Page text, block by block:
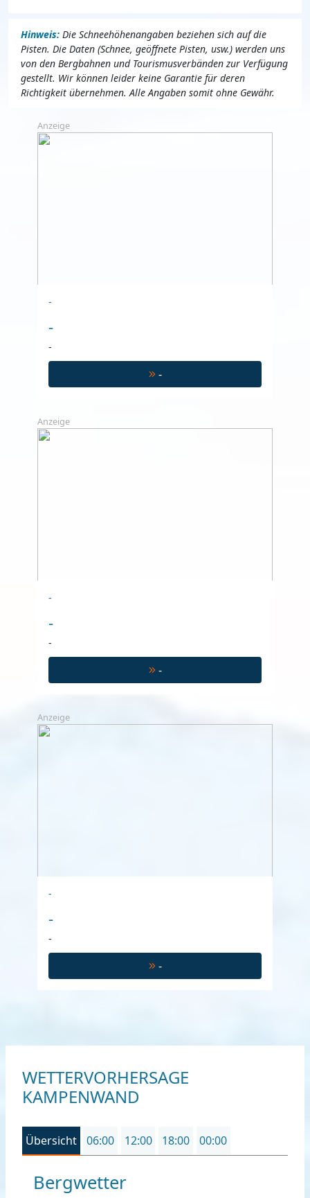
Hinweis: Die Schneehöhenangaben beziehen sich auf die
Pisten. Die Daten (Schnee, geöffnete Pisten, usw.) werden uns
von den Bergbahnen und Tourismusverbänden zur Verfügung
gestellt. Wir können leider keine Garantie für deren
Richtigkeit übernehmen. Alle Angaben somit ohne Gewähr.
Anzeige
-
-
-
-
Anzeige
-
-
-
-
Anzeige
-
-
-
-
WETTERVORHERSAGE
KAMPENWAND
Übersicht 06:00 12:00 18:00 00:00
Bergwetter